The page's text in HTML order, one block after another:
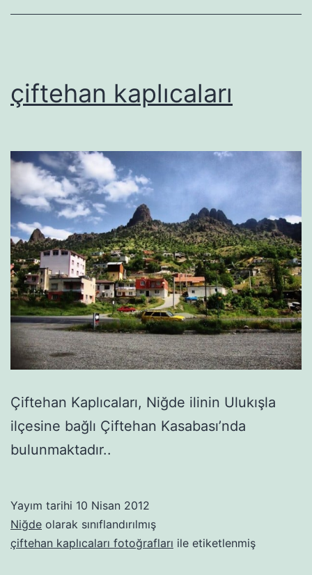
çiftehan kaplıcaları
Çiftehan Kaplıcaları, Niğde ilinin Ulukışla
ilçesine bağlı Çiftehan Kasabası’nda
bulunmaktadır..
Yayım tarihi 10 Nisan 2012
Niğde olarak sınıflandırılmış
çiftehan kaplıcaları fotoğrafları ile etiketlenmiş